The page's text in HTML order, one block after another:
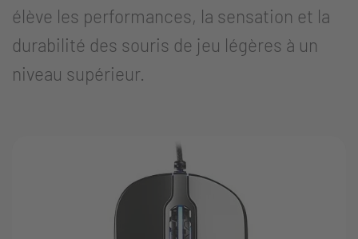
élève les performances, la sensation et la
durabilité des souris de jeu légères à un
niveau supérieur.